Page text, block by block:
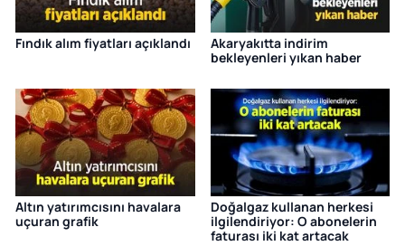
Fındık alım fiyatları açıklandı
Akaryakıtta indirim
bekleyenleri yıkan haber
Altın yatırımcısını havalara
uçuran grafik
Doğalgaz kullanan herkesi
ilgilendiriyor: O abonelerin
faturası iki kat artacak